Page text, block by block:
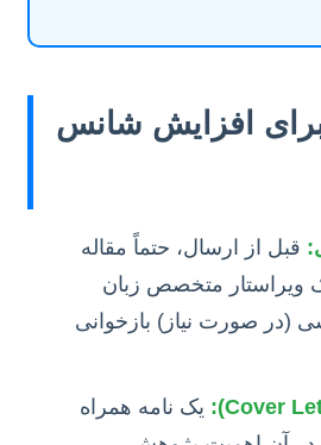
افزایش شانس
قبل از ارسال، حتماً مقاله
ویراستار متخصص زبان
(در صورت نیاز) بازخوانی
یک نامه همراه